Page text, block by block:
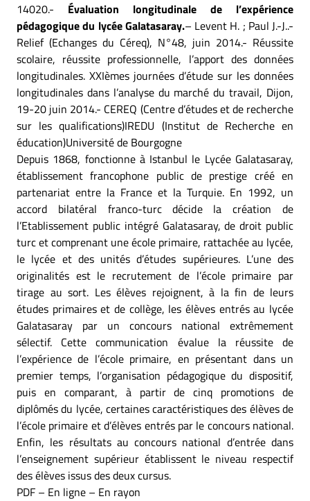
14020.- Évaluation longitudinale de l’expérience
pédagogique du lycée Galatasaray.– Levent H. ; Paul J.-J..-
Relief (Echanges du Céreq), N°48, juin 2014.- Réussite
scolaire, réussite professionnelle, l’apport des données
longitudinales. XXIèmes journées d’étude sur les données
longitudinales dans l’analyse du marché du travail, Dijon,
19-20 juin 2014.- CEREQ (Centre d’études et de recherche
sur les qualifications)IREDU (Institut de Recherche en
éducation)Université de Bourgogne
Depuis 1868, fonctionne à Istanbul le Lycée Galatasaray,
établissement francophone public de prestige créé en
partenariat entre la France et la Turquie. En 1992, un
accord bilatéral franco-turc décide la création de
l’Etablissement public intégré Galatasaray, de droit public
turc et comprenant une école primaire, rattachée au lycée,
le lycée et des unités d’études supérieures. L’une des
originalités est le recrutement de l’école primaire par
tirage au sort. Les élèves rejoignent, à la fin de leurs
études primaires et de collège, les élèves entrés au lycée
Galatasaray par un concours national extrêmement
sélectif. Cette communication évalue la réussite de
l’expérience de l’école primaire, en présentant dans un
premier temps, l’organisation pédagogique du dispositif,
puis en comparant, à partir de cinq promotions de
diplômés du lycée, certaines caractéristiques des élèves de
l’école primaire et d’élèves entrés par le concours national.
Enfin, les résultats au concours national d’entrée dans
l’enseignement supérieur établissent le niveau respectif
des élèves issus des deux cursus.
PDF – En ligne – En rayon